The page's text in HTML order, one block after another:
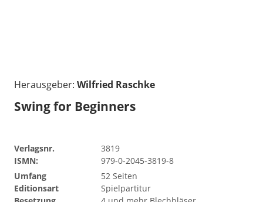
Herausgeber: Wilfried Raschke
Swing for Beginners
Verlagsnr.
3819
ISMN:
979-0-2045-3819-8
Umfang
52 Seiten
Editionsart
Spielpartitur